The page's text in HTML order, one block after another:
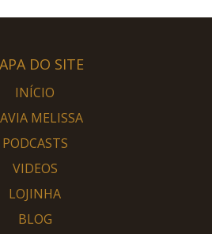
DO SITE
INÍCIO
MELISSA
PODCASTS
VIDEOS
LOJINHA
BLOG